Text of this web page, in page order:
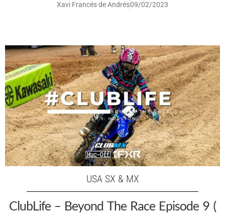
Xavi Francés de Andrés09/02/2023
USA SX & MX
ClubLife – Beyond The Race Episode 9 (